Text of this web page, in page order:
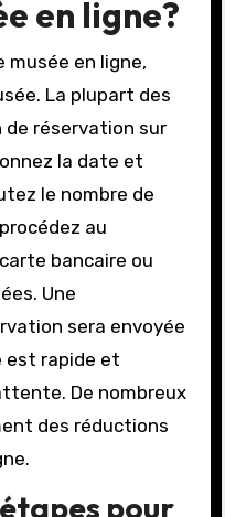
des
en ligne?
en ligne,
La plupart des
réservation sur
la date et
le nombre de
au
bancaire ou